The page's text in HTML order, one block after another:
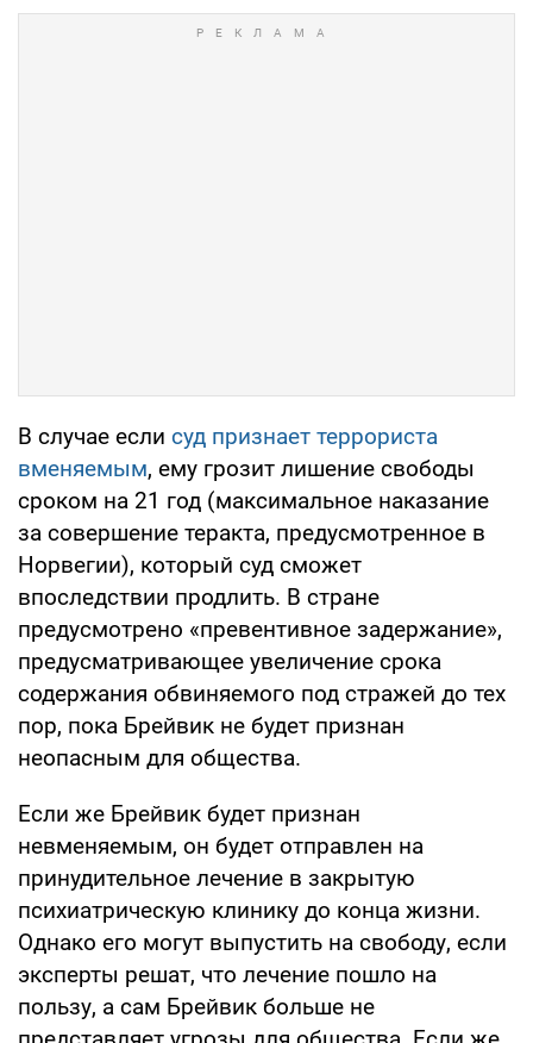
В случае если суд признает террориста
вменяемым, ему грозит лишение свободы
сроком на 21 год (максимальное наказание
за совершение теракта, предусмотренное в
Норвегии), который суд сможет
впоследствии продлить. В стране
предусмотрено «превентивное задержание»,
предусматривающее увеличение срока
содержания обвиняемого под стражей до тех
пор, пока Брейвик не будет признан
неопасным для общества.
Если же Брейвик будет признан
невменяемым, он будет отправлен на
принудительное лечение в закрытую
психиатрическую клинику до конца жизни.
Однако его могут выпустить на свободу, если
эксперты решат, что лечение пошло на
пользу, а сам Брейвик больше не